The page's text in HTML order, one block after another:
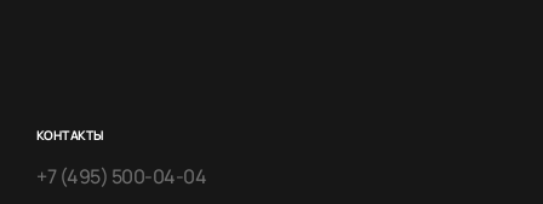
КОНТАКТЫ
+7 (495) 500-04-04